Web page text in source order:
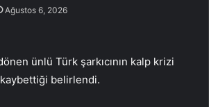
Ağustos 6, 2026
ünlü Türk şarkıcının kalp krizi
belirlendi.